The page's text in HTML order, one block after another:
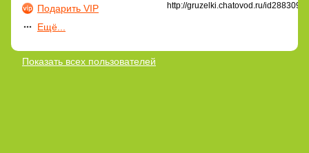
Подарить VIP
Ещё...
http://gruzelki.chatovod.ru/id2883097
Показать всех пользователей